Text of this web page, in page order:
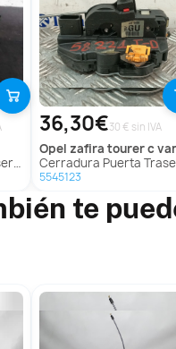
Lim.
36,30€30 € sin IVA
opel zafira tourer c van
Cerradura Puerta Trasera Derecha para Opel Zafira Tourer C Van
5545123
te